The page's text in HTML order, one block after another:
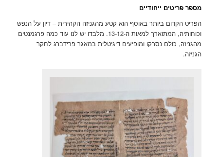
מספר פריטים ייחודיים
הפריט הקדום ביותר באוסף הוא קטע מהגניזה הקהירית – דיון על הנפש
וכוחותיה, המתוארך למאות ה-13-12. מלבדו יש לנו עוד כמה פרגמנטים
מהגניזה, כולם נסרקו ומופיעים דיגיטלית במאגר פרידברג לחקר
הגניזה.